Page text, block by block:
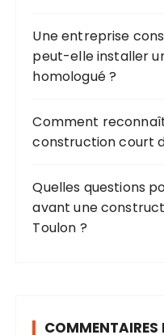
Une entreprise
peut-elle installer
homologué ?
Comment
construction court
Quelles questions
avant une
Toulon ?
COMMENTAIRES